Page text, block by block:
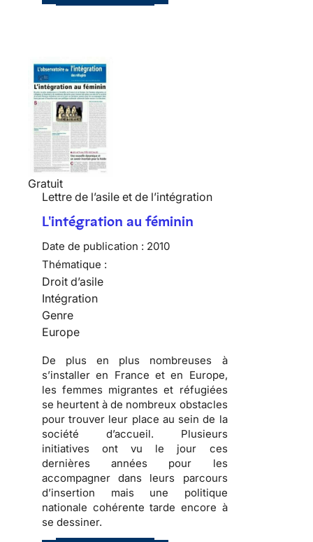
Gratuit
Lettre de l’asile et de l’intégration
L'intégration au féminin
Date de publication : 2010
Thématique :
Droit d’asile
Intégration
Genre
Europe
De plus en plus nombreuses à
s’installer en France et en Europe,
lesfemmes migrantes et réfugiées
se heurtent à de nombreux obstacles
pour trouver leur place au sein de la
société d’accueil. Plusieurs
initiatives ont vu le jour ces
dernières années pour les
accompagner dans leurs parcours
d’insertion mais une politique
nationale cohérente tarde encore à
se dessiner.